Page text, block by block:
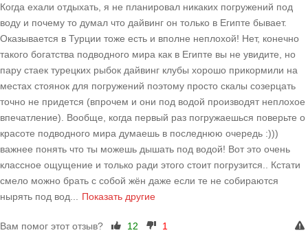
Когда ехали отдыхать, я не планировал никаких погружений под
воду и почему то думал что дайвинг он только в Египте бывает.
Оказывается в Турции тоже есть и вполне неплохой! Нет, конечно
такого богатства подводного мира как в Египте вы не увидите, но
пару стаек турецких рыбок дайвинг клубы хорошо прикормили на
местах стоянок для погружений поэтому просто скалы созерцать
точно не придется (впрочем и они под водой производят неплохое
впечатление). Вообще, когда первый раз погружаешься поверьте о
красоте подводного мира думаешь в последнюю очередь :)))
важнее понять что ты можешь дышать под водой! Вот это очень
классное ощущение и только ради этого стоит погрузится.. Кстати
смело можно брать с собой жён даже если те не собираются
нырять под вод
Показать другие
Вам помог этот отзыв? 12 1